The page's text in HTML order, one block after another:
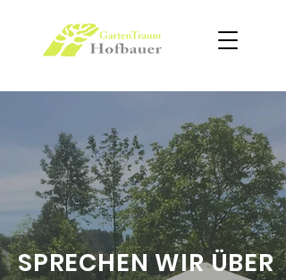
SPRECHEN WIR ÜBER